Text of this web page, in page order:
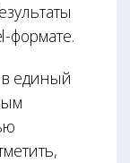
формате.
единый